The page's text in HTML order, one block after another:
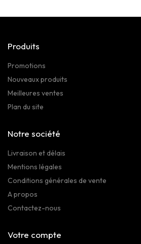
Produits
Promotions
Nouveaux produits
Meilleures ventes
Plan du site
Notre société
Livraison et délais
Mentions légales
Conditions générales de vente
A propos
Contactez-nous
Votre compte